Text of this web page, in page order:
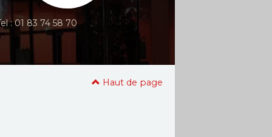
: Emin Alper
votre cinéma:
de sortie :
libres de la télévision et de...
Réalisation :
: 01 83 74 58 70
Haut de page